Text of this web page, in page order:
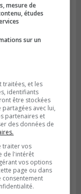
protéger son
mesure de
études
sur un
traitées, et les
identifiants
être stockées
avec lui,
partenaires et
des données de
traiter vos
de l'intérêt
vos options
page ou dans
consentement